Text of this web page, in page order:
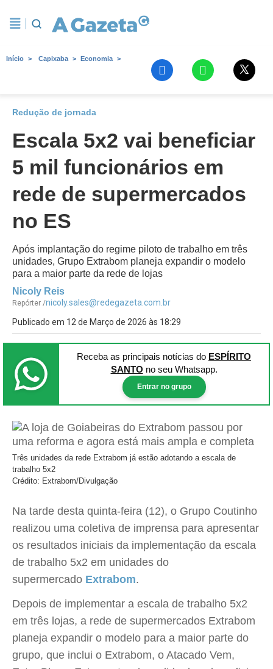
Início Capixaba Economia
Redução de jornada
Escala 5x2 vai beneficiar
5 mil funcionários em
rede de supermercados
no ES
Após implantação do regime piloto de trabalho em três
unidades, Grupo Extrabom planeja expandir o modelo
para a maior parte da rede de lojas
Nicoly Reis
Repórter /nicoly.sales@redegazeta.com.br
Publicado em 12 de Março de 2026 às 18:29
Receba as principais notícias do ESPÍRITO
SANTO no seu Whatsapp.
Entrar no grupo
Três unidades da rede Extrabom já estão adotando a escala de
trabalho 5x2
Crédito: Extrabom/Divulgação
Na tarde desta quinta-feira (12), o Grupo Coutinho
realizou uma coletiva de imprensa para apresentar
os resultados iniciais da implementação da escala
de trabalho 5x2 em unidades do
supermercado Extrabom.
Depois de implementar a escala de trabalho 5x2
em três lojas, a rede de supermercados Extrabom
planeja expandir o modelo para a maior parte do
grupo, que inclui o Extrabom, o Atacado Vem,